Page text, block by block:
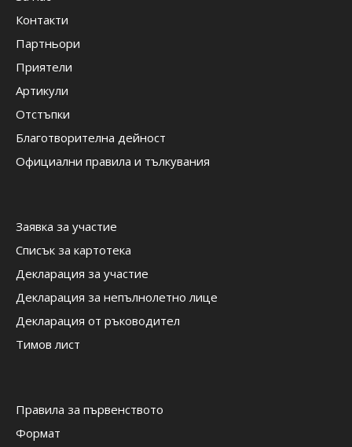
Контакти
Партньори
Приятели
Артикули
Отстъпки
Благотворителна дейност
Официални правила и тълкувания
Заявка за участие
Списък за картотека
Декларация за участие
Декларация за непълнолетно лице
Декларация от ръководител
Тимов лист
Правила за първенството
Формат